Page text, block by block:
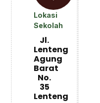
Lokasi
Sekolah
Jl.
Lenteng
Agung
Barat
No.
35
Lenteng